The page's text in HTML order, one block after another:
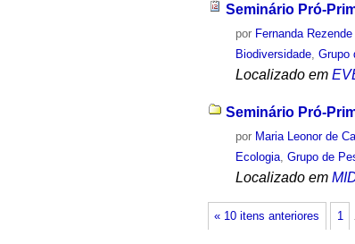
Seminário Pró-
por Fernanda Rezende
Biodiversidade ,Grupo
Localizado em
Seminário Pró-
por Maria Leonor de
Ecologia,Grupo de
Localizado em
« 10 itens anteriores 1